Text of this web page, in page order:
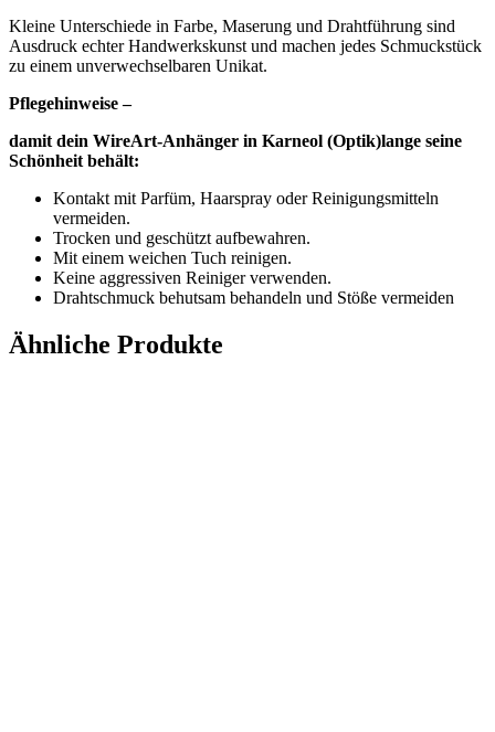
Kleine Unterschiede in Farbe, Maserung und Drahtführung sind
Ausdruck echter Handwerkskunst und machen jedes Schmuckstück
zu einem unverwechselbaren Unikat.
Pflegehinweise –
damit dein WireArt-Anhänger in Karneol (Optik)lange seine
Schönheit behält:
Kontakt mit Parfüm, Haarspray oder Reinigungsmitteln
vermeiden.
Trocken und geschützt aufbewahren.
Mit einem weichen Tuch reinigen.
Keine aggressiven Reiniger verwenden.
Drahtschmuck behutsam behandeln und Stöße vermeiden
Ähnliche Produkte